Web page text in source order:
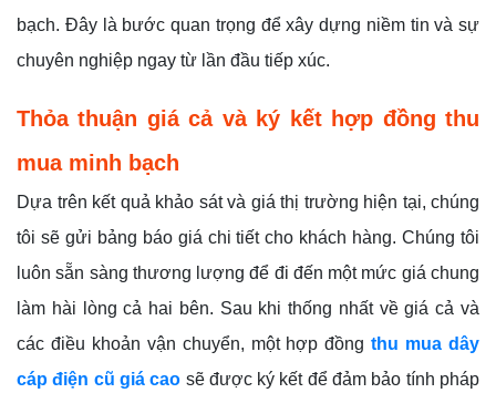
bạch. Đây là bước quan trọng để xây dựng niềm tin và sự
chuyên nghiệp ngay từ lần đầu tiếp xúc.
Thỏa thuận giá cả và ký kết hợp đồng thu
mua minh bạch
Dựa trên kết quả khảo sát và giá thị trường hiện tại, chúng
tôi sẽ gửi bảng báo giá chi tiết cho khách hàng. Chúng tôi
luôn sẵn sàng thương lượng để đi đến một mức giá chung
làm hài lòng cả hai bên. Sau khi thống nhất về giá cả và
các điều khoản vận chuyển, một hợp đồngthu mua dây
cáp điện cũ giá cao sẽ được ký kết để đảm bảo tính pháp